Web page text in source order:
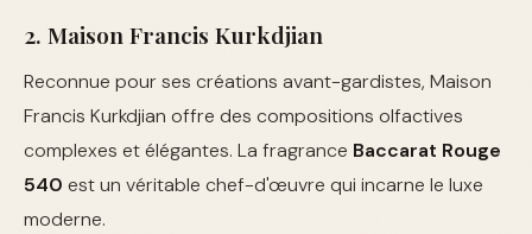
2. Maison Francis Kurkdjian
Reconnue pour ses créations avant-gardistes, Maison
Francis Kurkdjian offre des compositions olfactives
complexes et élégantes. La fragrance Baccarat Rouge
540 est un véritable chef-d'œuvre qui incarne le luxe
moderne.